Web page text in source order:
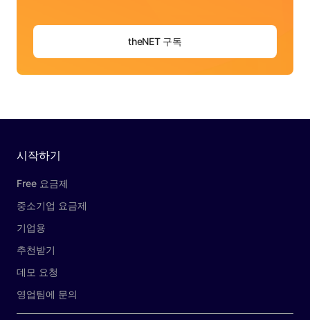
theNET 구독
시작하기
Free 요금제
중소기업 요금제
기업용
추천받기
데모 요청
영업팀에 문의